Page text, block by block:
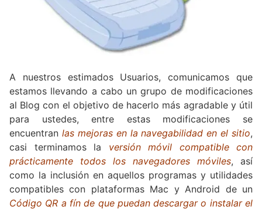
A nuestros estimados Usuarios, comunicamos que
estamos llevando a cabo un grupo de modificaciones
al Blog con el objetivo de hacerlo más agradable y útil
para ustedes, entre estas modificaciones se
encuentran las mejoras en la navegabilidad en el sitio,
casi terminamos la versión móvil compatible con
prácticamente todos los navegadores móviles, así
como la inclusión en aquellos programas y utilidades
compatibles con plataformas Mac y Android de un
Código QR a fín de que puedan descargar o instalar el